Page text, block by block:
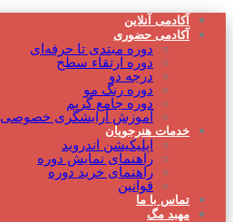
آکادمی آنلاین
آکادمی حضوری
دوره مبتدی تا حرفه‌ای
دوره‌ ارتقاء سطح
درجه دو
دوره رنگ مو
دوره جامع گریم
آموزش آرایشگری خصوصی
خدمات هنرجویان
اپلیکیشن اندروید
راهنمای نمایش دوره
راهنمای خرید دوره
قوانین
تماس با ما
مهبد مگ